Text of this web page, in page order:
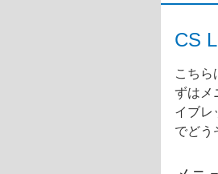
CS
こちら
ずはメ
イブレ
でどう